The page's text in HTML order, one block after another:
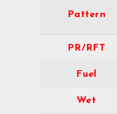
Pattern
PR/RFT
Fuel
Wet